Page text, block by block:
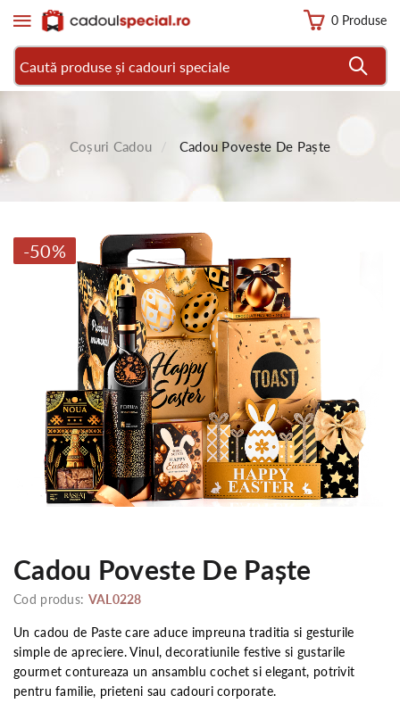
0 Produse
Coșuri Cadou Cadou Poveste De Paște
-50%
Cadou Poveste De Paște
Cod produs: VAL0228
Un cadou de Paste care aduce impreuna traditia si gesturile
simple de apreciere. Vinul, decoratiunile festive si gustarile
gourmet contureaza un ansamblu cochet si elegant, potrivit
pentru familie, prieteni sau cadouri corporate.